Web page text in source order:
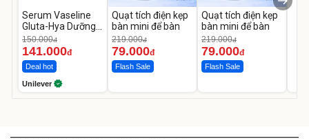
Serum Vaseline
Gluta-Hya Dưỡng
Da Sáng Mịn Sau 7
Ngày
150.000đ
141.000đ
Deal hot
Unilever
Quạt tích điện kẹp
bàn mini để bàn
219.000đ
79.000đ
Flash Sale
Quạt tích điện kẹp
bàn mini để bàn
219.000đ
79.000đ
Flash Sale